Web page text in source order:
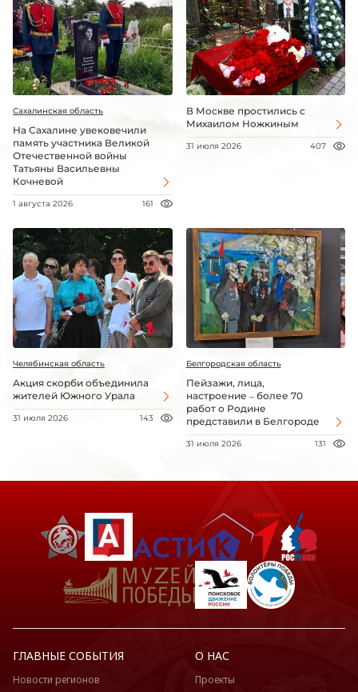
Сахалинская область
На Сахалине увековечили
память участника Великой
Отечественной войны
Татьяны Васильевны
Кочневой
1 августа 2026 161
В Москве простились с
Михаилом Ножкиным
31 июля 2026 407
Челябинская область
Акция скорби объединила
жителей Южного Урала
31 июля 2026 143
Белгородская область
Пейзажи, лица,
настроение – более 70
работ о Родине
представили в Белгороде
31 июля 2026 131
ГЛАВНЫЕ СОБЫТИЯ
Новости регионов
О НАС
Проекты